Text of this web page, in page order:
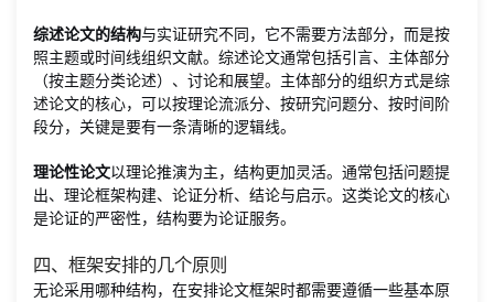
综述论文的结构与实证研究不同，它不需要方法部分，而是按
照主题或时间线组织文献。综述论文通常包括引言、主体部分
（按主题分类论述）、讨论和展望。主体部分的组织方式是综
述论文的核心，可以按理论流派分、按研究问题分、按时间阶
段分，关键是要有一条清晰的逻辑线。
理论性论文以理论推演为主，结构更加灵活。通常包括问题提
出、理论框架构建、论证分析、结论与启示。这类论文的核心
是论证的严密性，结构要为论证服务。
四、框架安排的几个原则
无论采用哪种结构，在安排论文框架时都需要遵循一些基本原